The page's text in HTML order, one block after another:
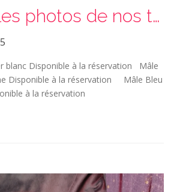
Nouvelles photos de nos trois mâles Dogue Allemand Bleus disponibles
blanc Disponible à la réservation Mâle
Disponible à la réservation Mâle Bleu
à la réservation